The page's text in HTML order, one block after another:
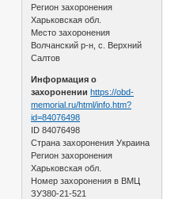
Регион захоронения
Харьковская обл.
Место захоронения
Волчанский р-н, с. Верхний
Салтов
Информация о
захоронении https://obd-
memorial.ru/html/info.htm?
id=84076498
ID 84076498
Страна захоронения Украина
Регион захоронения
Харьковская обл.
Номер захоронения в ВМЦ
ЗУ380-21-521